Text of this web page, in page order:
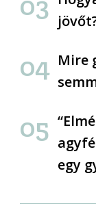
Mire
egy